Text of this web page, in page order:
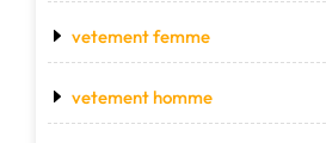
vetement femme
vetement homme